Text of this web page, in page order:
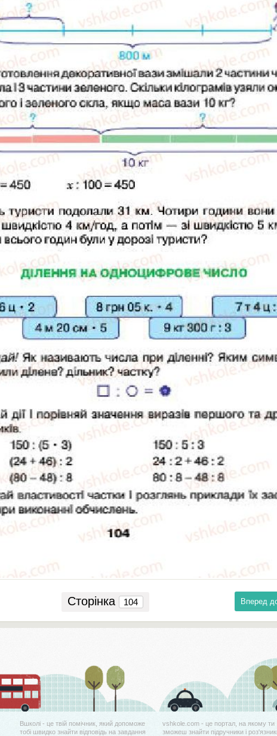
Сторінка Вперед
Вшколі - це твій помічник, який допоможе
тобі швидко знайти відповідь на завдання
vshkole.com - це портал, на якому ти
зможеш знайти підручники і